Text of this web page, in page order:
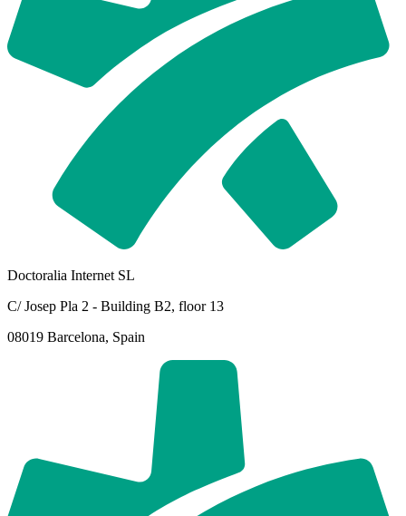
Doctoralia Internet SL
C/ Josep Pla 2 - Building B2, floor 13
08019 Barcelona, Spain